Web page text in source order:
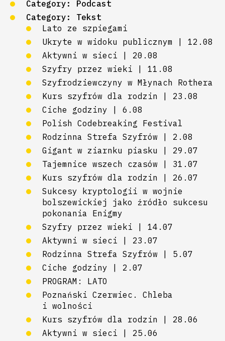
Category: Podcast
Category: Tekst
Lato ze szpiegami
Ukryte w widoku publicznym | 12.08
Aktywni w sieci | 20.08
Szyfry przez wieki | 11.08
Szyfrodziewczyny w Młynach Rothera
Kurs szyfrów dla rodzin | 23.08
Ciche godziny | 6.08
Polish Codebreaking Festival
Rodzinna Strefa Szyfrów | 2.08
Gigant w ziarnku piasku | 29.07
Tajemnice wszech czasów | 31.07
Kurs szyfrów dla rodzin | 26.07
Sukcesy kryptologii w wojnie
bolszewickiej jako źródło sukcesu
pokonania Enigmy
Szyfry przez wieki | 14.07
Aktywni w sieci | 23.07
Rodzinna Strefa Szyfrów | 5.07
Ciche godziny | 2.07
PROGRAM: LATO
Poznański Czerwiec. Chleba
i wolności
Kurs szyfrów dla rodzin | 28.06
Aktywni w sieci | 25.06